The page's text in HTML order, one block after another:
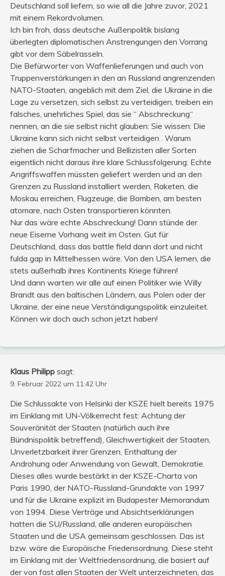
Deutschland soll liefern, so wie all die Jahre zuvor, 2021
mit einem Rekordvolumen.
Ich bin froh, dass deutsche Außenpolitik bislang
überlegten diplomatischen Anstrengungen den Vorrang
gibt vor dem Säbelrasseln.
Die Befürworter von Waffenlieferungen und auch von
Truppenverstärkungen in den an Russland angrenzenden
NATO-Staaten, angeblich mit dem Ziel, die Ukraine in die
Lage zu versetzen, sich selbst zu verteidigen, treiben ein
falsches, unehrliches Spiel, das sie “ Abschreckung“
nennen, an die sie selbst nicht glauben: Sie wissen: Die
Ukraine kann sich nicht selbst verteidigen . Warum
ziehen die Scharfmacher und Bellizisten aller Sorten
eigentlich nicht daraus ihre klare Schlussfolgerung: Echte
Angriffswaffen müssten geliefert werden und an den
Grenzen zu Russland installiert werden, Raketen, die
Moskau erreichen, Flugzeuge, die Bomben, am besten
atomare, nach Osten transportieren könnten.
Nur das wäre echte Abschreckung! Dann stünde der
neue Eiserne Vorhang weit im Osten. Gut für
Deutschland, dass das battle field dann dort und nicht
fulda gap in Mittelhessen wäre. Von den USA lernen, die
stets außerhalb ihres Kontinents Kriege führen!
Und dann warten wir alle auf einen Politiker wie Willy
Brandt aus den baltischen Ländern, aus Polen oder der
Ukraine, der eine neue Verständigungspolitik einzuleitet.
Können wir doch auch schon jetzt haben!
Klaus Philipp sagt:
9. Februar 2022 um 11:42 Uhr
Die Schlussakte von Helsinki der KSZE hielt bereits 1975
im Einklang mit UN-Völkerrecht fest: Achtung der
Souveränität der Staaten (natürlich auch ihre
Bündnispolitik betreffend), Gleichwertigkeit der Staaten,
Unverletzbarkeit ihrer Grenzen, Enthaltung der
Androhung oder Anwendung von Gewalt, Demokratie.
Dieses alles wurde bestärkt in der KSZE-Charta von
Paris 1990, der NATO-Russland-Grundakte von 1997
und für die Ukraine explizit im Budapester Memorandum
von 1994. Diese Verträge und Absichtserklärungen
hatten die SU/Russland, alle anderen europäischen
Staaten und die USA gemeinsam geschlossen. Das ist
bzw. wäre die Europäische Friedensordnung. Diese steht
im Einklang mit der Weltfriedensordnung, die basiert auf
der von fast allen Staaten der Welt unterzeichneten, das